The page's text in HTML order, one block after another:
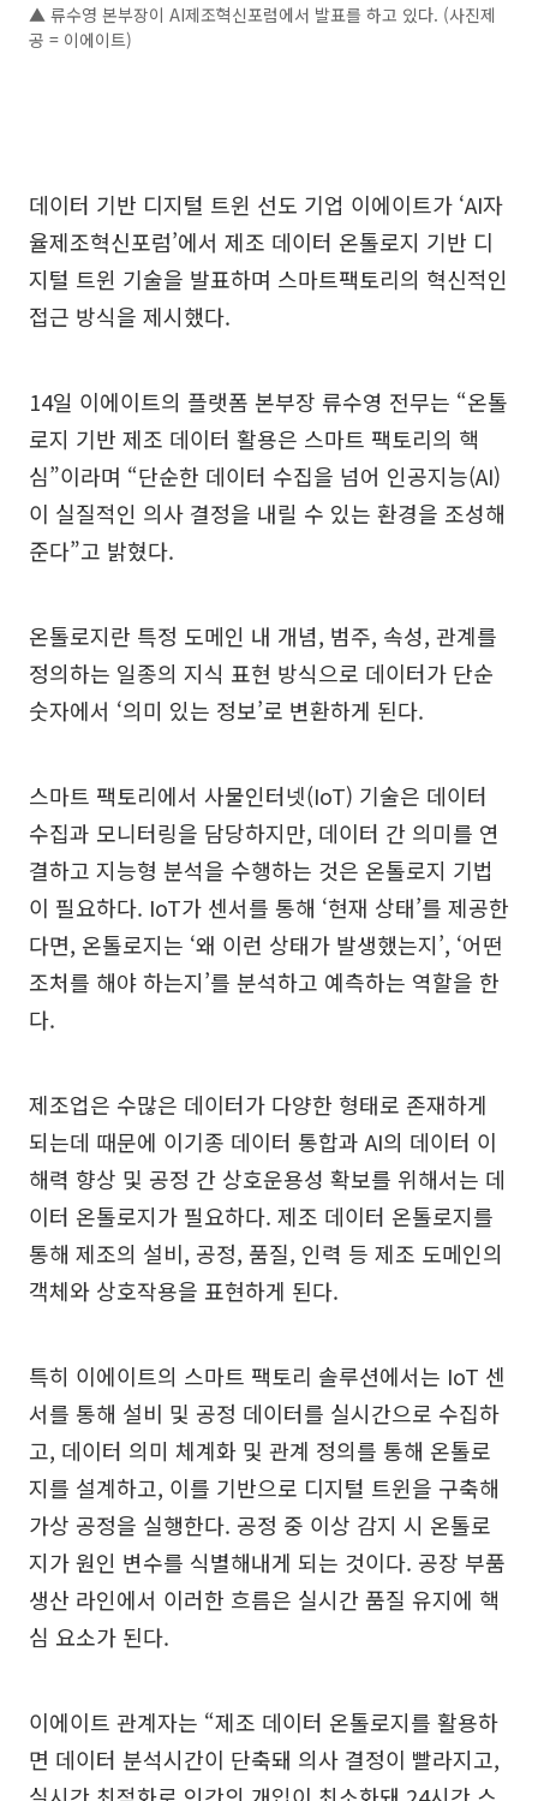
▲ 류수영 본부장이 AI제조혁신포럼에서 발표를 하고 있다. (사진제
공 = 이에이트)
데이터 기반 디지털 트윈 선도 기업 이에이트가 ‘AI자
율제조혁신포럼’에서 제조 데이터 온톨로지 기반 디
지털 트윈 기술을 발표하며 스마트팩토리의 혁신적인
접근 방식을 제시했다.
14일 이에이트의 플랫폼 본부장 류수영 전무는 “온톨
로지 기반 제조 데이터 활용은 스마트 팩토리의 핵
심”이라며 “단순한 데이터 수집을 넘어 인공지능(AI)
이 실질적인 의사 결정을 내릴 수 있는 환경을 조성해
준다”고 밝혔다.
온톨로지란 특정 도메인 내 개념, 범주, 속성, 관계를
정의하는 일종의 지식 표현 방식으로 데이터가 단순
숫자에서 ‘의미 있는 정보’로 변환하게 된다.
스마트 팩토리에서 사물인터넷(IoT) 기술은 데이터
수집과 모니터링을 담당하지만, 데이터 간 의미를 연
결하고 지능형 분석을 수행하는 것은 온톨로지 기법
이 필요하다. IoT가 센서를 통해 ‘현재 상태’를 제공한
다면, 온톨로지는 ‘왜 이런 상태가 발생했는지’, ‘어떤
조처를 해야 하는지’를 분석하고 예측하는 역할을 한
다.
제조업은 수많은 데이터가 다양한 형태로 존재하게
되는데 때문에 이기종 데이터 통합과 AI의 데이터 이
해력 향상 및 공정 간 상호운용성 확보를 위해서는 데
이터 온톨로지가 필요하다. 제조 데이터 온톨로지를
통해 제조의 설비, 공정, 품질, 인력 등 제조 도메인의
객체와 상호작용을 표현하게 된다.
특히 이에이트의 스마트 팩토리 솔루션에서는 IoT 센
서를 통해 설비 및 공정 데이터를 실시간으로 수집하
고, 데이터 의미 체계화 및 관계 정의를 통해 온톨로
지를 설계하고, 이를 기반으로 디지털 트윈을 구축해
가상 공정을 실행한다. 공정 중 이상 감지 시 온톨로
지가 원인 변수를 식별해내게 되는 것이다. 공장 부품
생산 라인에서 이러한 흐름은 실시간 품질 유지에 핵
심 요소가 된다.
이에이트 관계자는 “제조 데이터 온톨로지를 활용하
면 데이터 분석시간이 단축돼 의사 결정이 빨라지고,